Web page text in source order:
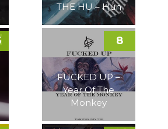
THE HU – Hun
FUCKED UP –
Year Of The
Monkey
8